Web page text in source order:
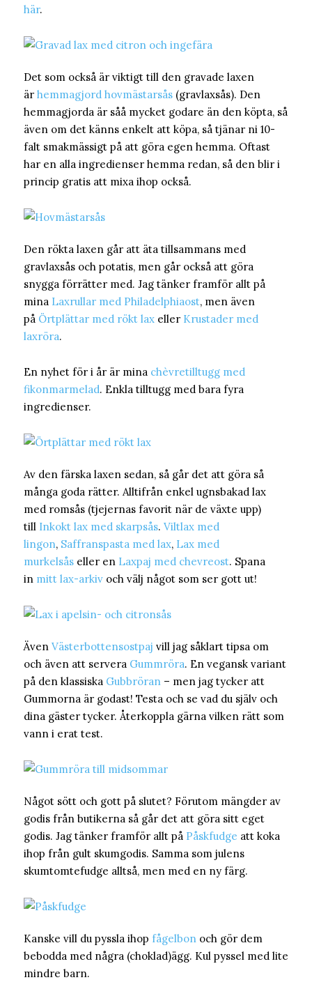
här.
Det som också är viktigt till den gravade laxen
är hemmagjord hovmästarsås (gravlaxsås). Den
hemmagjorda är såå mycket godare än den köpta, så
även om det känns enkelt att köpa, så tjänar ni 10-
falt smakmässigt på att göra egen hemma. Oftast
har en alla ingredienser hemma redan, så den blir i
princip gratis att mixa ihop också.
Den rökta laxen går att äta tillsammans med
gravlaxsås och potatis, men går också att göra
snygga förrätter med. Jag tänker framför allt på
mina Laxrullar med Philadelphiaost, men även
på Örtplättar med rökt lax eller Krustader med
laxröra.
En nyhet för i år är mina chèvretilltugg med
fikonmarmelad. Enkla tilltugg med bara fyra
ingredienser.
Av den färska laxen sedan, så går det att göra så
många goda rätter. Alltifrån enkel ugnsbakad lax
med romsås (tjejernas favorit när de växte upp)
till Inkokt lax med skarpsås. Viltlax med
lingon, Saffranspasta med lax, Lax med
murkelsås eller en Laxpaj med chevreost. Spana
in mitt lax-arkiv och välj något som ser gott ut!
Även Västerbottensostpaj vill jag såklart tipsa om
och även att servera Gummröra. En vegansk variant
på den klassiska Gubbröran – men jag tycker att
Gummorna är godast! Testa och se vad du själv och
dina gäster tycker. Återkoppla gärna vilken rätt som
vann i erat test.
Något sött och gott på slutet? Förutom mängder av
godis från butikerna så går det att göra sitt eget
godis. Jag tänker framför allt på Påskfudge att koka
ihop från gult skumgodis. Samma som julens
skumtomtefudge alltså, men med en ny färg.
Kanske vill du pyssla ihop fågelbon och gör dem
bebodda med några (choklad)ägg. Kul pyssel med lite
mindre barn.